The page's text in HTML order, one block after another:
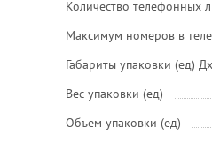
Количество телефонных
Максимум номеров в
Габариты упаковки (ед)
Вес упаковки (ед)
Объем упаковки (ед)